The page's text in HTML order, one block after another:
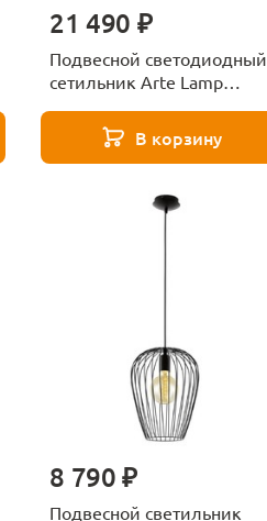
21 490 ₽
Подвесной светодиодный
сетильник Arte Lamp
В корзину
8 790 ₽
Подвесной светильник